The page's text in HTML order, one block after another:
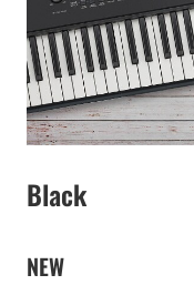
Black
NEW